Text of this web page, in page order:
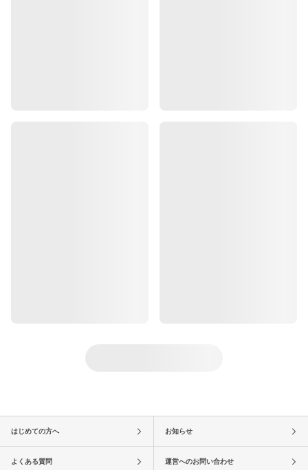
はじめての方へ お知らせ
よくある質問 運営へのお問い合わせ